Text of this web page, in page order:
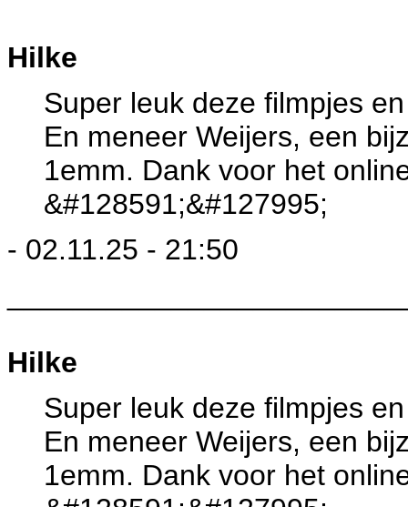
Hilke
Super leuk deze filmpjes
En meneer Weijers, een
1emm. Dank voor het
&#128591;&#127995;
- 02.11.25 - 21:50
Hilke
Super leuk deze filmpjes
En meneer Weijers, een
1emm. Dank voor het